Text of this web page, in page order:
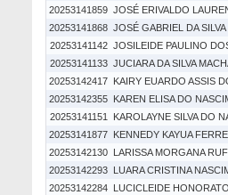
20253141859 JOSÉ ERIVALDO
20253141868 JOSÉ GABRIEL DA
20253141142 JOSILEIDE PAULINO
20253141133 JUCIARA DA SILVA
20253142417 KAIRY EUARDO ASSIS
20253142355 KAREN ELISA DO
20253141151
KAROLAYNE SILVA DO
20253141877 KENNEDY KAYUA
20253142130 LARISSA MORGANA
20253142293 LUARA CRISTINA
20253142284 LUCICLEIDE